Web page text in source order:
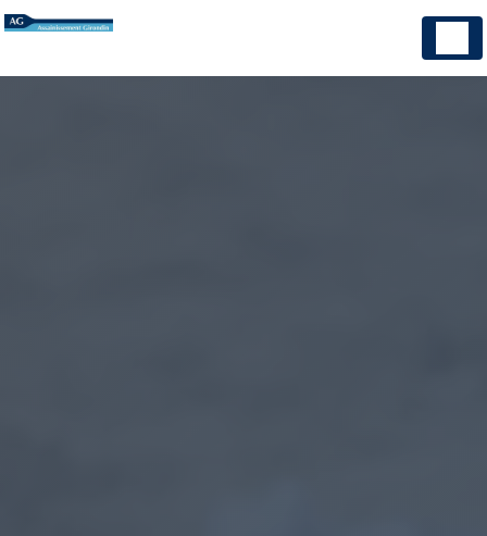
Panneau de gestion des cookies